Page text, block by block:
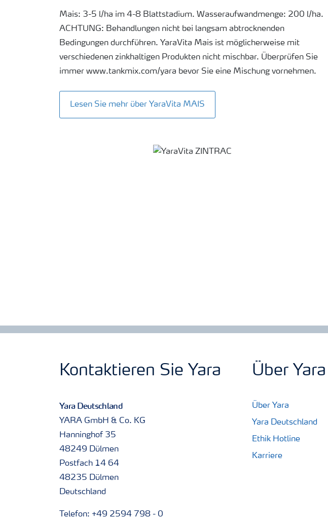
Mais: 3-5 l/ha im 4-8 Blattstadium. Wasseraufwandmenge: 200 l/ha.
ACHTUNG: Behandlungen nicht bei langsam abtrocknenden
Bedingungen durchführen. YaraVita Mais ist möglicherweise mit
verschiedenen zinkhaltigen Produkten nicht mischbar. Überprüfen Sie
immer www.tankmix.com/yara bevor Sie eine Mischung vornehmen.
Lesen Sie mehr über YaraVita MAIS
Kontaktieren Sie Yara
Yara Deutschland
YARA GmbH & Co. KG
Hanninghof 35
48249 Dülmen
Postfach 14 64
48235 Dülmen
Deutschland
Telefon: +49 2594 798 - 0
Über Yara
Über Yara
Yara Deutschland
Ethik Hotline
Karriere